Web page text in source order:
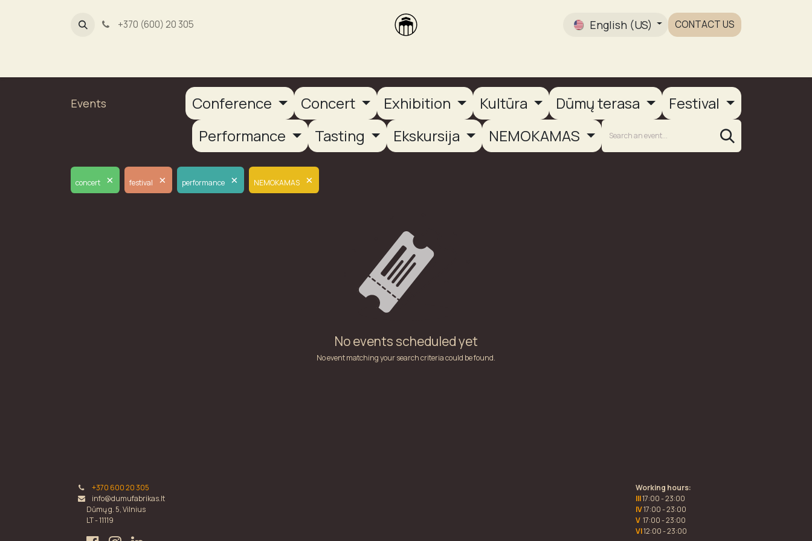
+370 (600) 20 305 English (US) CONTACT US
Events Conference Concert Exhibition Kultūra Dūmų terasa
Festival
Performance
Tasting Ekskursija NEMOKAMAS
concert × festival × performance × NEMOKAMAS ×
No events scheduled yet
No event matching your search criteria could be found.
+370 600 20 305
info@dumufabrikas.lt
Dūmų g. 5, Vilnius
LT - 11119
Working hours:
III17:00 - 23:00
IV17:00 - 23:00
V 17:00 - 23:00
VI12:00 - 23:00